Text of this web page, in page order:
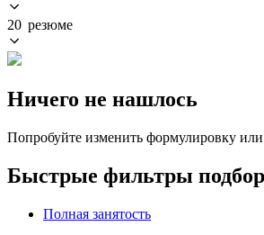
20 резюме
Ничего не нашлось
Попробуйте изменить формулировку
Быстрые фильтры
Полная занятость